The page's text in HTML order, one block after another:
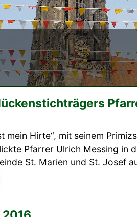
mein Hirte“, mit seinem
Pfarrer Ulrich Messing in
St. Marien und St. Josef